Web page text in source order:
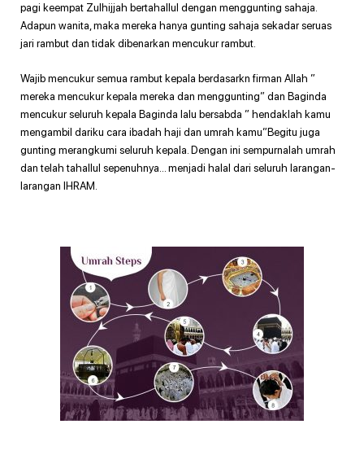
pagi keempat Zulhijjah bertahallul dengan menggunting sahaja.
Adapun wanita, maka mereka hanya gunting sahaja sekadar seruas
jari rambut dan tidak dibenarkan mencukur rambut.
Wajib mencukur semua rambut kepala berdasarkn firman Allah ”
mereka mencukur kepala mereka dan menggunting” dan Baginda
mencukur seluruh kepala Baginda lalu bersabda ” hendaklah kamu
mengambil dariku cara ibadah haji dan umrah kamu”Begitu juga
gunting merangkumi seluruh kepala. Dengan ini sempurnalah umrah
dan telah tahallul sepenuhnya… menjadi halal dari seluruh larangan-
larangan IHRAM.